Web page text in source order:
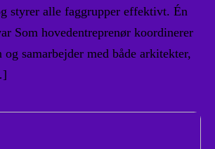
styrer alle faggrupper effektivt. Én
Som hovedentreprenør koordinerer
og samarbejder med både arkitekter,